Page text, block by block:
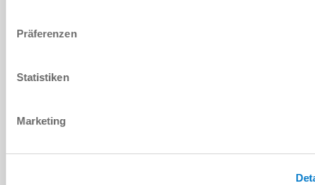
Präferenzen
Statistiken
Marketing